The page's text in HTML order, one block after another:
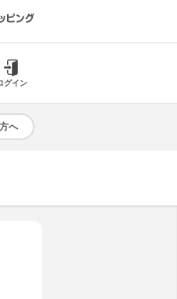
グイン
へ